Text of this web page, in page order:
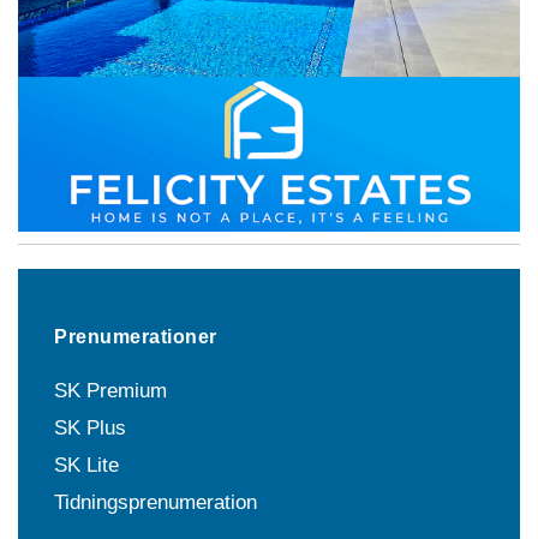
Prenumerationer
SK Premium
SK Plus
SK Lite
Tidningsprenumeration